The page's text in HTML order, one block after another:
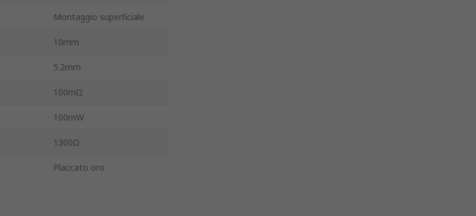
Montaggio superficiale
10mm
5.2mm
100mΩ
100mW
1300Ω
Placcato oro